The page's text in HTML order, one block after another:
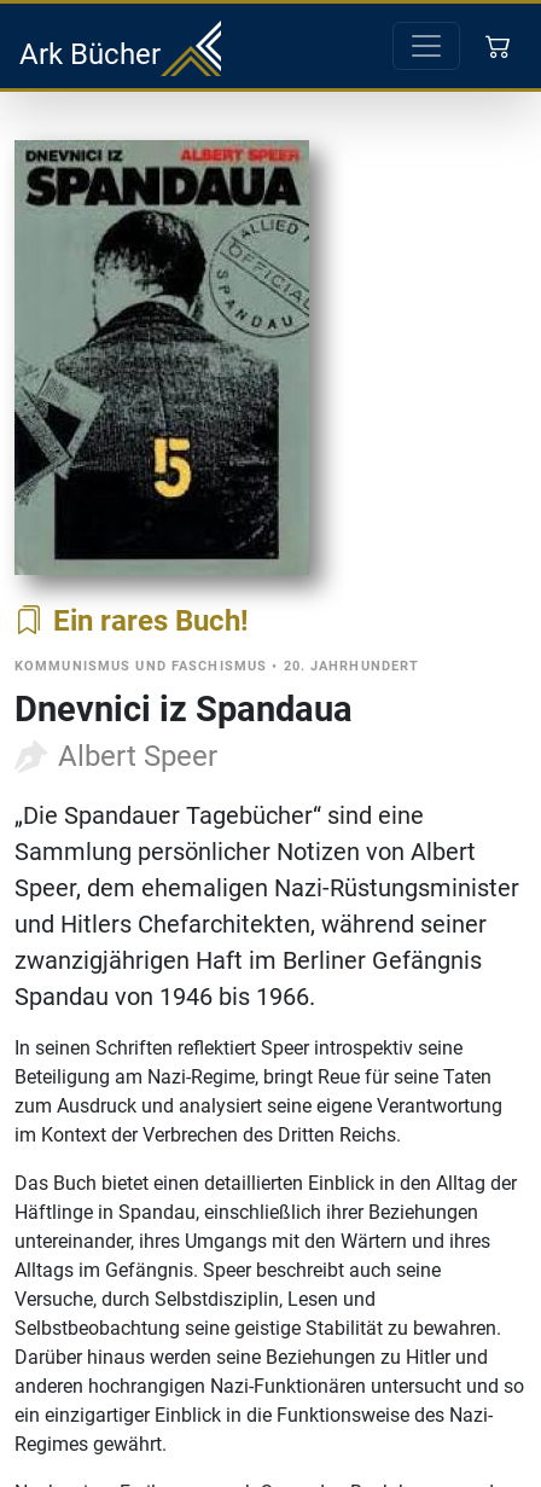
Ark Bücher
Ein rares Buch
KOMMUNISMUS UND FASCHISMUS • 20. JAHRHUNDERT
Dnevnici iz Spandaua
Albert Speer
„Die Spandauer Tagebücher“ sind eine
Sammlung persönlicher Notizen von Albert
Speer, dem ehemaligen Nazi-Rüstungsminister
und Hitlers Chefarchitekten, während seiner
zwanzigjährigen Haft im Berliner Gefängnis
Spandau von 1946 bis 1966.
In seinen Schriften reflektiert Speer introspektiv seine
Beteiligung am Nazi-Regime, bringt Reue für seine Taten
zum Ausdruck und analysiert seine eigene Verantwortung
im Kontext der Verbrechen des Dritten Reichs.
Das Buch bietet einen detaillierten Einblick in den Alltag der
Häftlinge in Spandau, einschließlich ihrer Beziehungen
untereinander, ihres Umgangs mit den Wärtern und ihres
Alltags im Gefängnis. Speer beschreibt auch seine
Versuche, durch Selbstdisziplin, Lesen und
Selbstbeobachtung seine geistige Stabilität zu bewahren.
Darüber hinaus werden seine Beziehungen zu Hitler und
anderen hochrangigen Nazi-Funktionären untersucht und so
ein einzigartiger Einblick in die Funktionsweise des Nazi-
Regimes gewährt.